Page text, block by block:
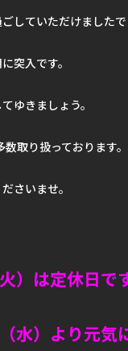
していただけました
突入です。
ゆきましょう。
取り扱っております。
さいませ。
）は定休日です
水）より元気